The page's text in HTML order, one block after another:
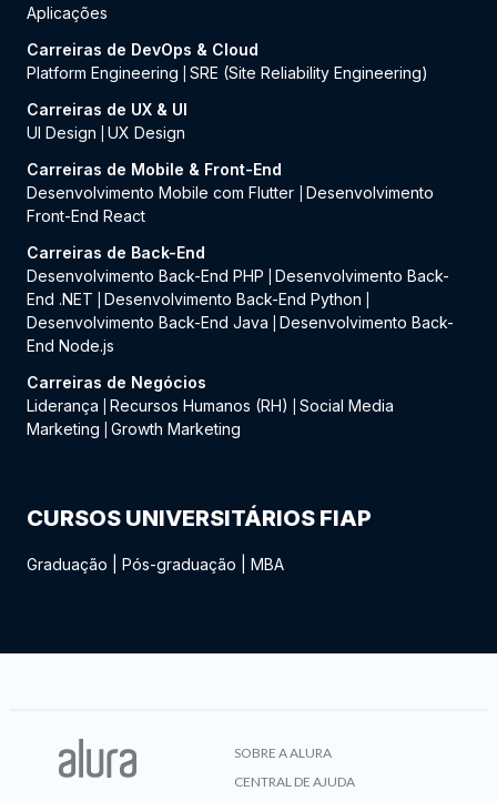
Aplicações
Carreiras de DevOps & Cloud
Platform Engineering
SRE (Site Reliability Engineering)
Carreiras de UX & UI
UI Design
UX Design
Carreiras de Mobile & Front-End
Desenvolvimento Mobile com Flutter
Desenvolvimento
Front-End React
Carreiras de Back-End
Desenvolvimento Back-End PHP
Desenvolvimento Back-
End .NET
Desenvolvimento Back-End Python
Desenvolvimento Back-End Java
Desenvolvimento Back-
End Node.js
Carreiras de Negócios
Liderança
Recursos Humanos (RH)
Social Media
Marketing
Growth Marketing
CURSOS UNIVERSITÁRIOS FIAP
Graduação Pós-graduação MBA
SOBRE A ALURA
CENTRAL DE AJUDA